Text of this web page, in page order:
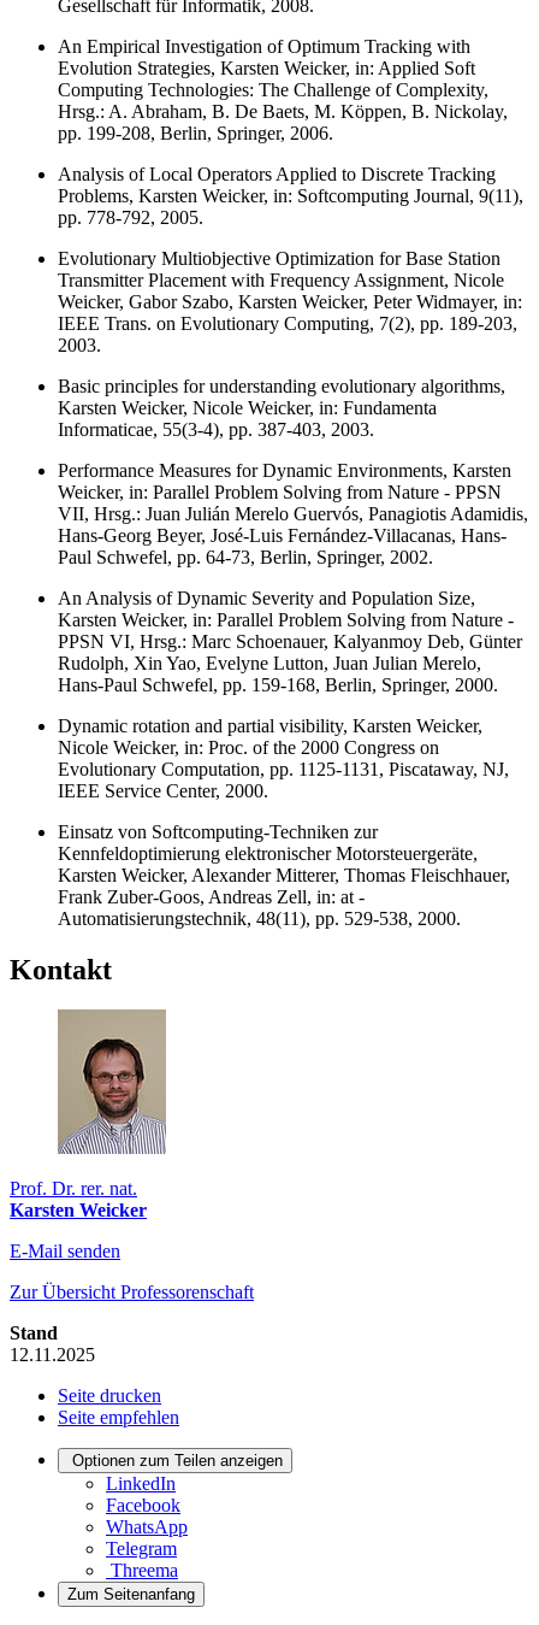
Gesellschaft für Informatik, 2008.
An Empirical Investigation of Optimum Tracking with
Evolution Strategies, Karsten Weicker, in: Applied Soft
Computing Technologies: The Challenge of Complexity,
Hrsg.: A. Abraham, B. De Baets, M. Köppen, B. Nickolay,
pp. 199-208, Berlin, Springer, 2006.
Analysis of Local Operators Applied to Discrete Tracking
Problems, Karsten Weicker, in: Softcomputing Journal, 9(11),
pp. 778-792, 2005.
Evolutionary Multiobjective Optimization for Base Station
Transmitter Placement with Frequency Assignment, Nicole
Weicker, Gabor Szabo, Karsten Weicker, Peter Widmayer, in:
IEEE Trans. on Evolutionary Computing, 7(2), pp. 189-203,
2003.
Basic principles for understanding evolutionary algorithms,
Karsten Weicker, Nicole Weicker, in: Fundamenta
Informaticae, 55(3-4), pp. 387-403, 2003.
Performance Measures for Dynamic Environments, Karsten
Weicker, in: Parallel Problem Solving from Nature - PPSN
VII, Hrsg.: Juan Julián Merelo Guervós, Panagiotis Adamidis,
Hans-Georg Beyer, José-Luis Fernández-Villacanas, Hans-
Paul Schwefel, pp. 64-73, Berlin, Springer, 2002.
An Analysis of Dynamic Severity and Population Size,
Karsten Weicker, in: Parallel Problem Solving from Nature -
PPSN VI, Hrsg.: Marc Schoenauer, Kalyanmoy Deb, Günter
Rudolph, Xin Yao, Evelyne Lutton, Juan Julian Merelo,
Hans-Paul Schwefel, pp. 159-168, Berlin, Springer, 2000.
Dynamic rotation and partial visibility, Karsten Weicker,
Nicole Weicker, in: Proc. of the 2000 Congress on
Evolutionary Computation, pp. 1125-1131, Piscataway, NJ,
IEEE Service Center, 2000.
Einsatz von Softcomputing-Techniken zur
Kennfeldoptimierung elektronischer Motorsteuergeräte,
Karsten Weicker, Alexander Mitterer, Thomas Fleischhauer,
Frank Zuber-Goos, Andreas Zell, in: at -
Automatisierungstechnik, 48(11), pp. 529-538, 2000.
Kontakt
Prof. Dr. rer. nat.
Karsten Weicker
E-Mail senden
Zur Übersicht Professorenschaft
Stand
12.11.2025
Seite drucken
Seite empfehlen
Optionen zum Teilen anzeigen
LinkedIn
Facebook
WhatsApp
Telegram
Threema
Zum Seitenanfang